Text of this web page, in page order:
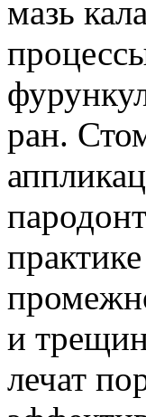
мазь
ран.
и
лечат